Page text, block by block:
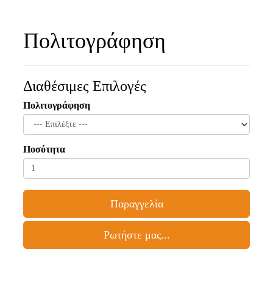
Πολιτογράφηση
Διαθέσιμες Επιλογές
Πολιτογράφηση
Ποσότητα
Παραγγελία
Ρωτήστε μας...